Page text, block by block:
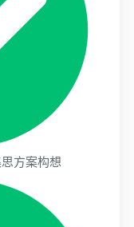
方案构想​